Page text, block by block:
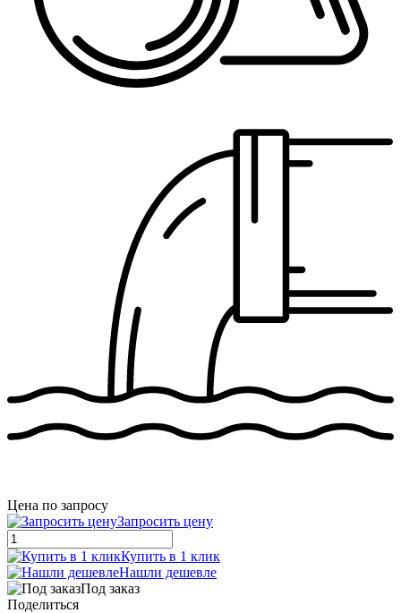
Цена по запросу
Запросить цену
Купить в 1 клик
Нашли дешевле
Под заказ
Поделиться